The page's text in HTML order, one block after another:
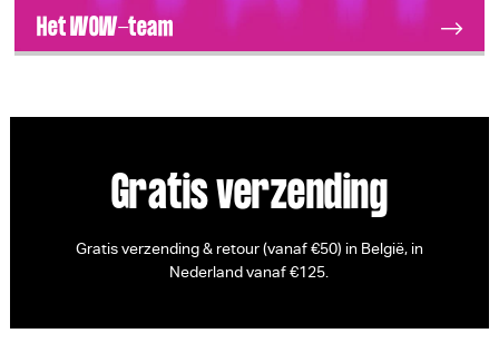
Het WOW-team
Gratis verzending
Gratis verzending & retour (vanaf €50) in België, in
Nederland vanaf €125.